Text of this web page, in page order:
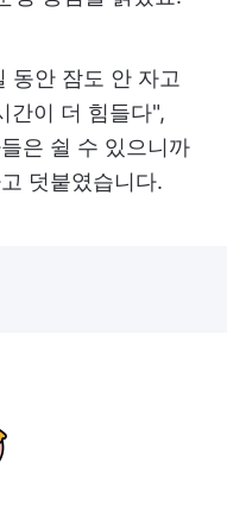
동안 잠도 안 자고
간이 더 힘들다",
은 쉴 수 있으니까
덧붙였습니다.